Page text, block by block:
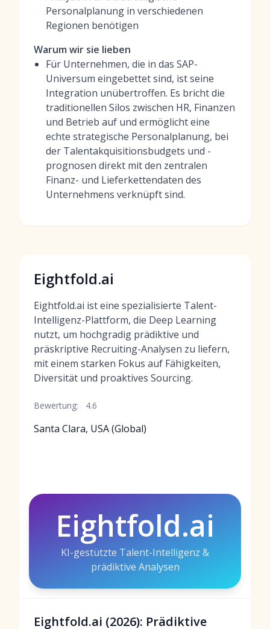
Personalplanung in verschiedenen
Regionen benötigen
Warum wir sie lieben
Für Unternehmen, die in das SAP-
Universum eingebettet sind, ist seine
Integration unübertroffen. Es bricht die
traditionellen Silos zwischen HR, Finanzen
und Betrieb auf und ermöglicht eine
echte strategische Personalplanung, bei
der Talentakquisitionsbudgets und -
prognosen direkt mit den zentralen
Finanz- und Lieferkettendaten des
Unternehmens verknüpft sind.
Eightfold.ai
Eightfold.ai ist eine spezialisierte Talent-
Intelligenz-Plattform, die Deep Learning
nutzt, um hochgradig prädiktive und
präskriptive Recruiting-Analysen zu liefern,
mit einem starken Fokus auf Fähigkeiten,
Diversität und proaktives Sourcing.
Bewertung: 4.6
Santa Clara, USA (Global)
Eightfold.ai
KI-gestützte Talent-Intelligenz &
prädiktive Analysen
Eightfold.ai (2026): Prädiktive